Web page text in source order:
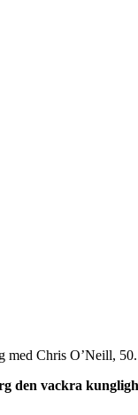
med Chris O’Neill, 50.
den vackra